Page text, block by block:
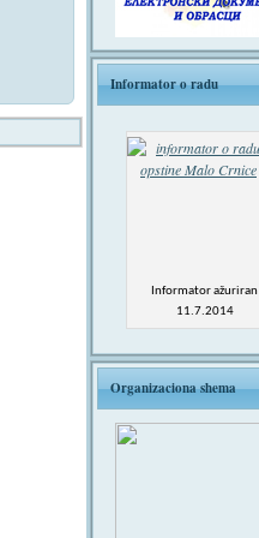
Informator o radu
Informator ažuriran
11.7.2014
Organizaciona shema